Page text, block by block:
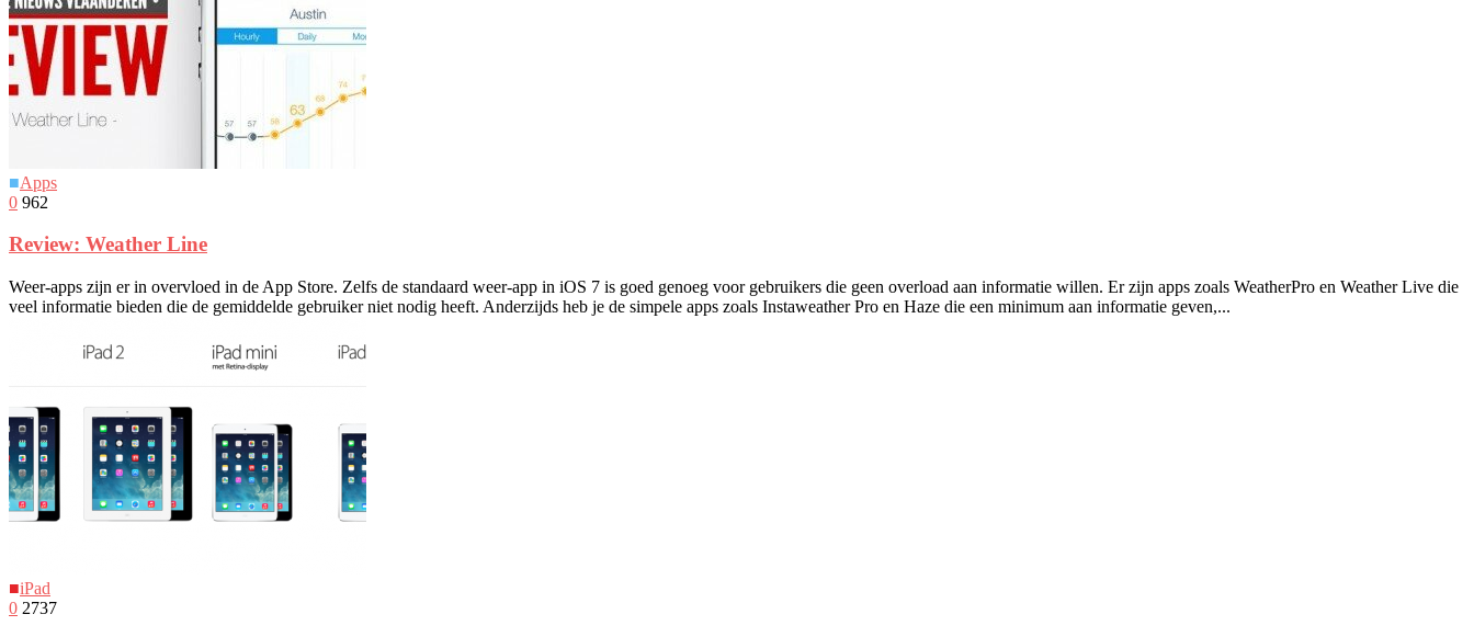
■Apps
0 962
Review: Weather Line
Weer-apps zijn er in overvloed in de App Store. Zelfs de standaard weer-app in iOS 7 is goed genoeg voor gebruikers die geen overload aan informatie willen. Er zijn apps zoals WeatherPro en Weather Live die
veel informatie bieden die de gemiddelde gebruiker niet nodig heeft. Anderzijds heb je de simpele apps zoals Instaweather Pro en Haze die een minimum aan informatie geven,...
■iPad
0 2737